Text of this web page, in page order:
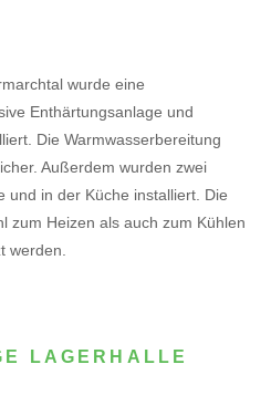
wurde eine
Enthärtungsanlage und
Die Warmwasserbereitung
Außerdem wurden zwei
und in der Küche installiert. Die
zum Heizen als auch zum Kühlen
werden.
LAGERHALLE